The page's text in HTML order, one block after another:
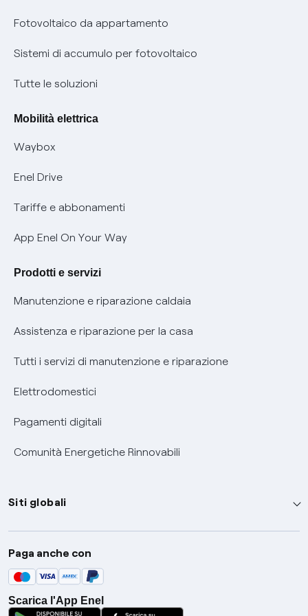
Parental Control – Navigazione sicura
Informazioni precontrattuali prodotti e servizi
Condizioni generali di contratto prodotti e servizi
Informativa RAEE
Informativa Privacy AI
Remit
Certificazioni
Nuove regole europee per la protezione dei dati
Offerte Placet non vulnerabili
Offerta Tutela Vulnerabilità Gas
Mobilità Elettrica
Phishing e truffe online
Verifica chi ti ha chiamato
Agevolazione utenti con disabilità per offerte Fibra
Informativa RAEE
Fotovoltaico da appartamento
Sistemi di accumulo per fotovoltaico
Tutte le soluzioni
Mobilità elettrica
Waybox
Enel Drive
Tariffe e abbonamenti
App Enel On Your Way
Prodotti e servizi
Manutenzione e riparazione caldaia
Assistenza e riparazione per la casa
Tutti i servizi di manutenzione e riparazione
Elettrodomestici
Pagamenti digitali
Comunità Energetiche Rinnovabili
Siti globali
Enel Group
Enel Green Power
Global Trading
Global Procurement
Paga anche con
Scarica l'App Enel